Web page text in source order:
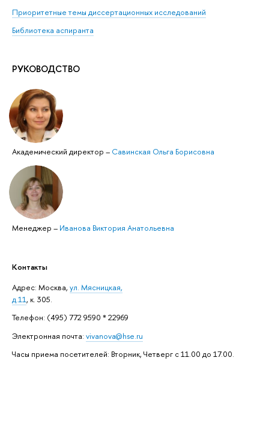
Приоритетные темы диссертационных исследований
Библиотека аспиранта
РУКОВОДСТВО
Академический директор – Савинская Ольга Борисовна
Менеджер – Иванова Виктория Анатольевна
Контакты
Адрес: ​Москва, ул. Мясницкая,
д.11, к. 305.
Телефон: (495) 772 9590 * 22969
Электронная почта: vivanova@hse.ru
Часы приема посетителей: Вторник, Четверг с 11.00 до 17.00.